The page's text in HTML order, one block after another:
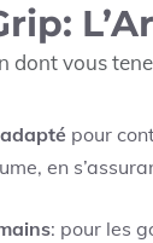
dont vous
pour
en
: pour les